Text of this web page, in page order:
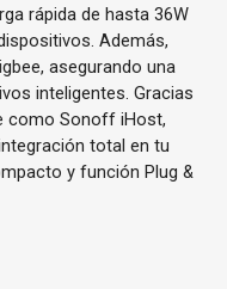
rápida de hasta 36W
Además,
asegurando una
inteligentes. Gracias
como Sonoff iHost,
total en tu
y función Plug &